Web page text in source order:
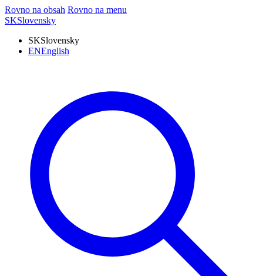
Rovno na obsah Rovno na menu
SKSlovensky
SKSlovensky
ENEnglish